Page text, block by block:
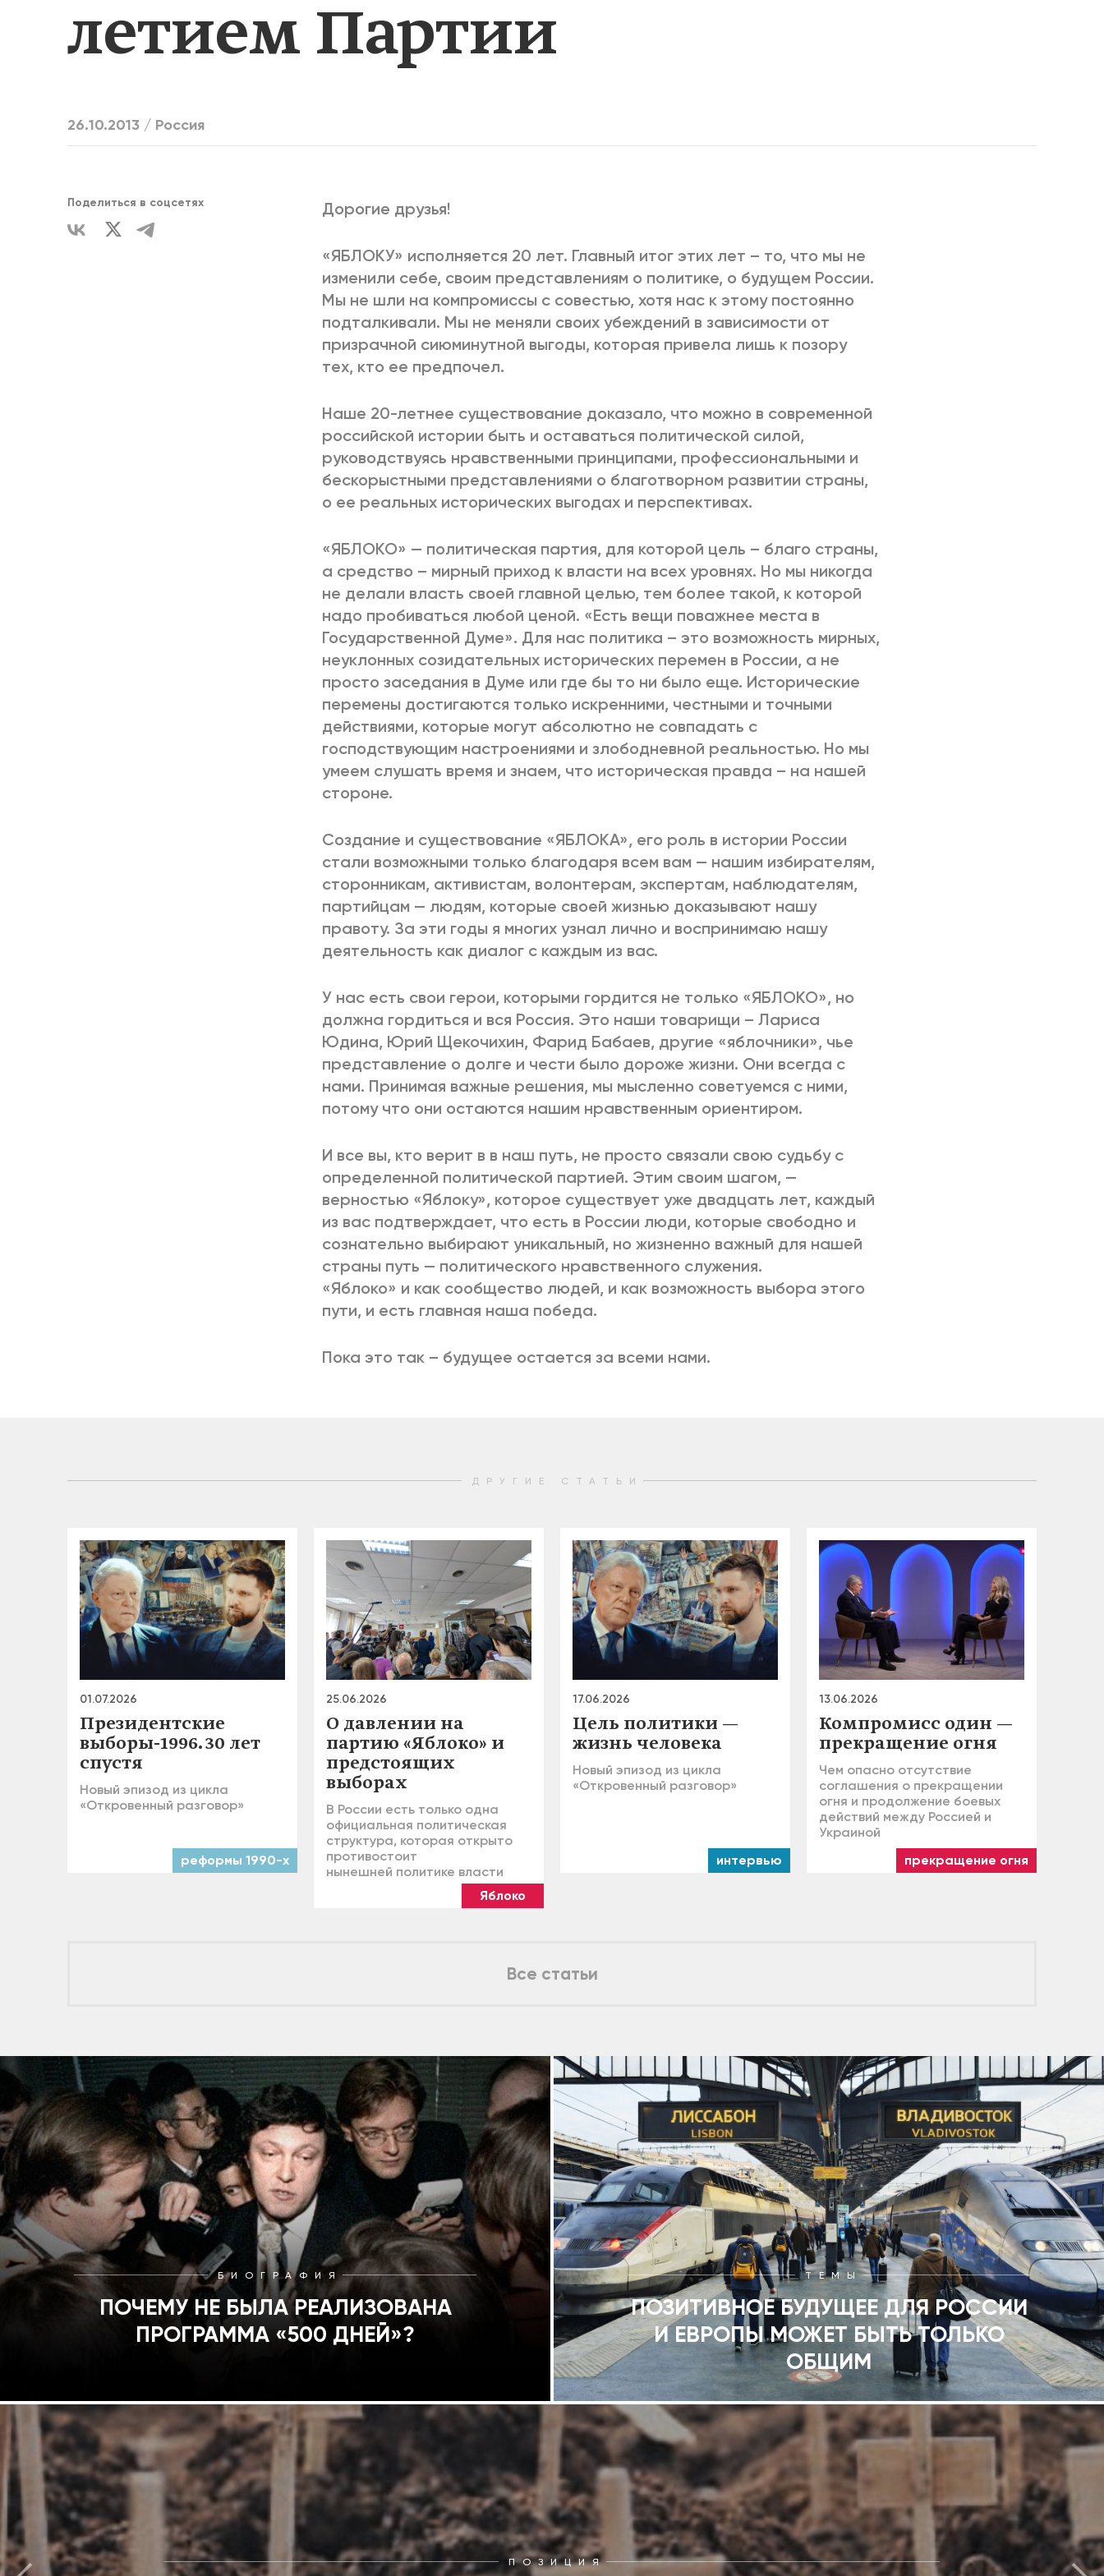
ПОДРОБНЕЕ
ЕДИНСТВЕННЫЙ ВЫХОД
летием Партии
26.10.2013 / Россия
Поделиться в соцсетях Дорогие друзья!
«ЯБЛОКУ» исполняется 20 лет. Главный итог этих лет – то, что мы не
изменили себе, своим представлениям о политике, о будущем России.
Мы не шли на компромиссы с совестью, хотя нас к этому постоянно
подталкивали. Мы не меняли своих убеждений в зависимости от
призрачной сиюминутной выгоды, которая привела лишь к позору
тех, кто ее предпочел.
Наше 20-летнее существование доказало, что можно в современной
российской истории быть и оставаться политической силой,
руководствуясь нравственными принципами, профессиональными и
бескорыстными представлениями о благотворном развитии страны,
о ее реальных исторических выгодах и перспективах.
«ЯБЛОКО» — политическая партия, для которой цель – благо страны,
а средство – мирный приход к власти на всех уровнях. Но мы никогда
не делали власть своей главной целью, тем более такой, к которой
надо пробиваться любой ценой. «Есть вещи поважнее места в
Государственной Думе». Для нас политика – это возможность мирных,
неуклонных созидательных исторических перемен в России, а не
просто заседания в Думе или где бы то ни было еще. Исторические
перемены достигаются только искренними, честными и точными
действиями, которые могут абсолютно не совпадать с
господствующим настроениями и злободневной реальностью. Но мы
умеем слушать время и знаем, что историческая правда – на нашей
стороне.
Создание и существование «ЯБЛОКА», его роль в истории России
стали возможными только благодаря всем вам — нашим избирателям,
сторонникам, активистам, волонтерам, экспертам, наблюдателям,
партийцам — людям, которые своей жизнью доказывают нашу
правоту. За эти годы я многих узнал лично и воспринимаю нашу
деятельность как диалог с каждым из вас.
У нас есть свои герои, которыми гордится не только «ЯБЛОКО», но
должна гордиться и вся Россия. Это наши товарищи – Лариса
Юдина, Юрий Щекочихин, Фарид Бабаев, другие «яблочники», чье
представление о долге и чести было дороже жизни. Они всегда с
нами. Принимая важные решения, мы мысленно советуемся с ними,
потому что они остаются нашим нравственным ориентиром.
И все вы, кто верит в в наш путь, не просто связали свою судьбу с
определенной политической партией. Этим своим шагом, —
верностью «Яблоку», которое существует уже двадцать лет, каждый
из вас подтверждает, что есть в России люди, которые свободно и
сознательно выбирают уникальный, но жизненно важный для нашей
страны путь — политического нравственного служения.
«Яблоко» и как сообщество людей, и как возможность выбора этого
пути, и есть главная наша победа.
Пока это так – будущее остается за всеми нами.
ДРУГИЕ СТАТЬИ
01.07.2026
Президентские
выборы-1996. 30 лет
спустя
Новый эпизод из цикла
«Откровенный разговор»
реформы 1990-х
25.06.2026
О давлении на
партию «Яблоко» и
предстоящих
выборах
В России есть только одна
официальная политическая
структура, которая открыто
противостоит
нынешней политике власти
Яблоко
17.06.2026
Цель политики —
жизнь человека
Новый эпизод из цикла
«Откровенный разговор»
интервью
13.06.2026
Компромисс один —
прекращение огня
Чем опасно отсутствие
соглашения о прекращении
огня и продолжение боевых
действий между Россией и
Украиной
прекращение огня
Все статьи
БИОГРАФИЯ
ПОЧЕМУ НЕ БЫЛА РЕАЛИЗОВАНА
ПРОГРАММА «500 ДНЕЙ»?
ТЕМЫ
ПОЗИТИВНОЕ БУДУЩЕЕ ДЛЯ РОССИИ
И ЕВРОПЫ МОЖЕТ БЫТЬ ТОЛЬКО
ОБЩИМ
ПОЗИЦИЯ